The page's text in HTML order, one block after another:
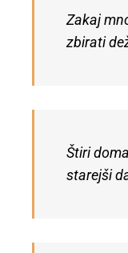
Zakaj
zbirati
Štiri
starejši